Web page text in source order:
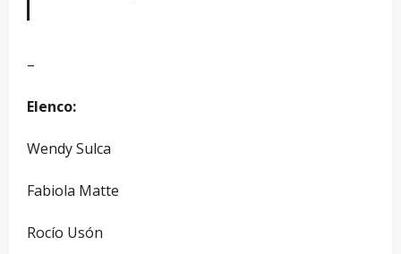
–
Elenco:
Wendy Sulca
Fabiola Matte
Rocío Usón